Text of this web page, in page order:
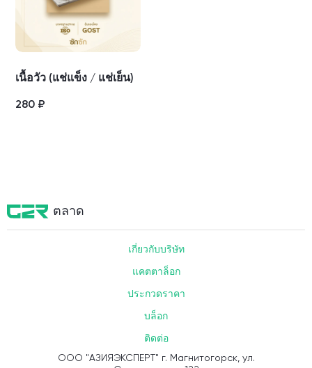
เนื้อวัว (แช่แข็ง / แช่เย็น)
280 ₽
ตลาด
เกี่ยวกับบริษัท
แคตตาล็อก
ประกวดราคา
บล็อก
ติดต่อ
ООО "АЗИЯЭКСПЕРТ" г. Магнитогорск, ул.